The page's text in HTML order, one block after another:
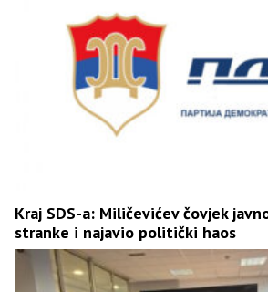
Kraj SDS-a: Miličevićev čovjek
stranke i najavio politički haos